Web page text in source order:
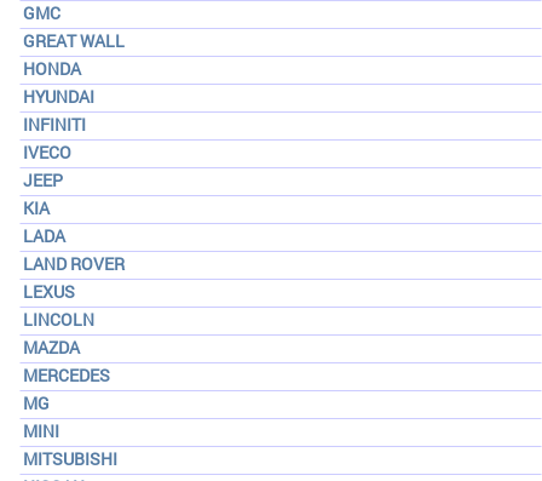
GMC
GREAT WALL
HONDA
HYUNDAI
INFINITI
IVECO
JEEP
KIA
LADA
LAND ROVER
LEXUS
LINCOLN
MAZDA
MERCEDES
MG
MINI
MITSUBISHI